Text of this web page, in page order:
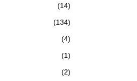
14
134
4
1
2